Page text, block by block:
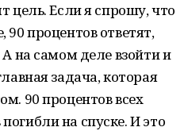
цель. Если я спрошу, что
процентов ответят,
на самом деле взойти и
задача, которая
90 процентов всех
на спуске. И это